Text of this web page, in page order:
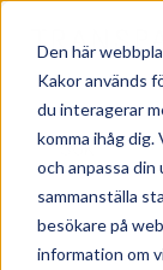
Den här
Kakor används
du interagerar
komma ihåg
och anpassa
sammanställa
besökare på
information om